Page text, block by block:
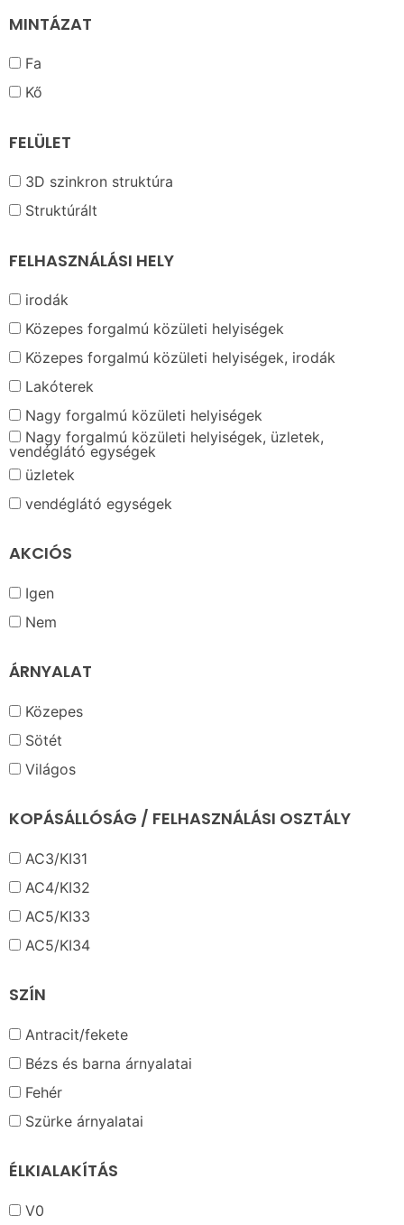
MINTÁZAT
Fa
Kő
FELÜLET
3D szinkron struktúra
Struktúrált
FELHASZNÁLÁSI HELY
irodák
Közepes forgalmú közületi helyiségek
Közepes forgalmú közületi helyiségek, irodák
Lakóterek
Nagy forgalmú közületi helyiségek
Nagy forgalmú közületi helyiségek, üzletek,
vendéglátó egységek
üzletek
vendéglátó egységek
AKCIÓS
Igen
Nem
ÁRNYALAT
Közepes
Sötét
Világos
KOPÁSÁLLÓSÁG / FELHASZNÁLÁSI OSZTÁLY
AC3/KI31
AC4/KI32
AC5/KI33
AC5/KI34
SZÍN
Antracit/fekete
Bézs és barna árnyalatai
Fehér
Szürke árnyalatai
ÉLKIALAKÍTÁS
V0